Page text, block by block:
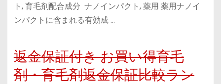
ト, 育毛剤配合成分 ナノインパクト, 薬用 薬用ナノイ
ンパクトに含まれる有効成 …
返金保証付き お買い得育毛
剤・育毛剤返金保証比較ラン